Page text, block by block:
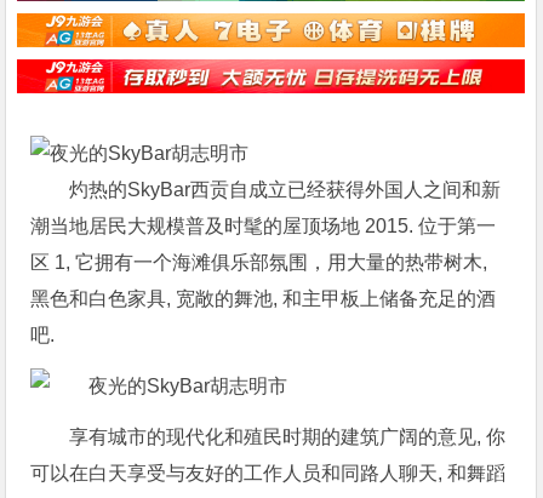
灼热的SkyBar西贡自成立已经获得外国人之间和新
潮当地居民大规模普及时髦的屋顶场地 2015. 位于第一
区 1, 它拥有一个海滩俱乐部氛围，用大量的热带树木,
黑色和白色家具, 宽敞的舞池, 和主甲板上储备充足的酒
吧.
享有城市的现代化和殖民时期的建筑广阔的意见, 你
可以在白天享受与友好的工作人员和同路人聊天, 和舞蹈